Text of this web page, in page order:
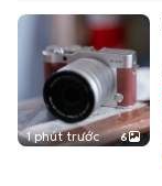
1 phút trước 6